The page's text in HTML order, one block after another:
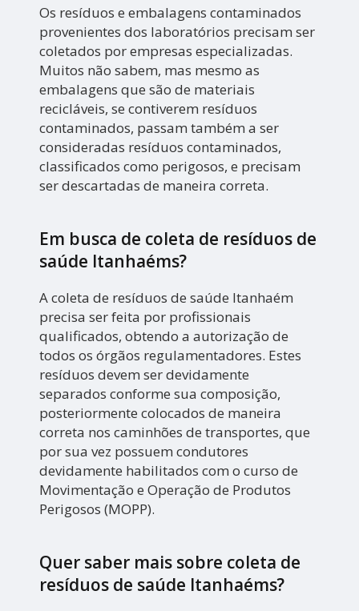
Os resíduos e embalagens contaminados
provenientes dos laboratórios precisam ser
coletados por empresas especializadas.
Muitos não sabem, mas mesmo as
embalagens que são de materiais
recicláveis, se contiverem resíduos
contaminados, passam também a ser
consideradas resíduos contaminados,
classificados como perigosos, e precisam
ser descartadas de maneira correta.
Em busca de coleta de resíduos de
saúde Itanhaéms?
A coleta de resíduos de saúde Itanhaém
precisa ser feita por profissionais
qualificados, obtendo a autorização de
todos os órgãos regulamentadores. Estes
resíduos devem ser devidamente
separados conforme sua composição,
posteriormente colocados de maneira
correta nos caminhões de transportes, que
por sua vez possuem condutores
devidamente habilitados com o curso de
Movimentação e Operação de Produtos
Perigosos (MOPP).
Quer saber mais sobre coleta de
resíduos de saúde Itanhaéms?